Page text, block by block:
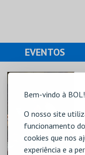
Bem-vindo à BOL!
O nosso site
funcionamento
cookies que nos
experiência e a
EVENTOS